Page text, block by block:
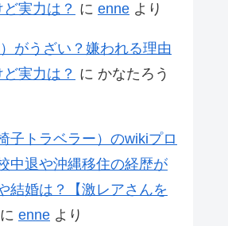
実力は？ に enne より
がうざい？嫌われる理由
実力は？ に かなたろう
子トラベラー）のwikiプロ
中退や沖縄移住の経歴が
結婚は？【激レアさんを
に enne より